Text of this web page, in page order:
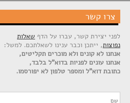
צרו קשר
לפני יצירת קשר, עברו על הדף שאלות
נפוצות, ייתכן וכבר ענינו לשאלתכם. למשל:
אנחנו לא קונים ולא מוכרים תקליטים,
אנחנו עונים לפניות בדוא"ל בלבד,
כתובת דוא"ל ומספר טלפון לא יפורסמו.